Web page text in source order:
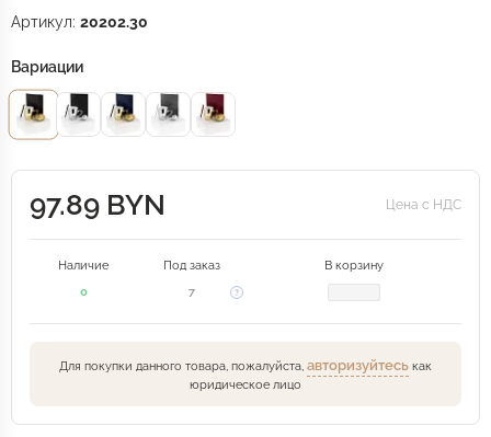
Артикул: 20202.30
Вариации
97.89 BYN Цена с НДС
Наличие Под заказ
В корзину
0
7
Для покупки данного товара, пожалуйста, авторизуйтесь как
юридическое лицо